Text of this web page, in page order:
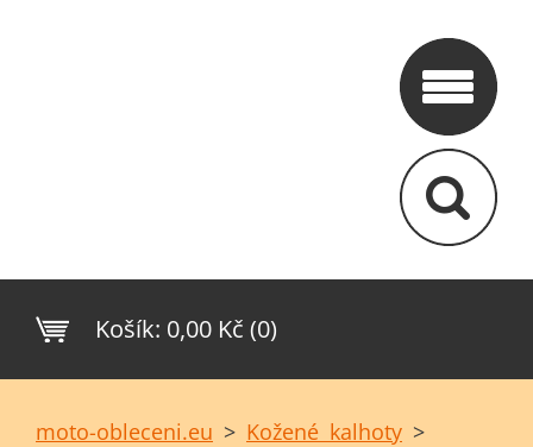
Košík: 0,00 Kč (0)
moto-obleceni.eu > Kožené kalhoty >